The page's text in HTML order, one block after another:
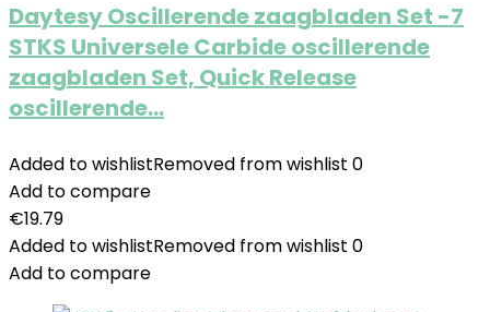
Daytesy Oscillerende zaagbladen Set -7
STKS Universele Carbide oscillerende
zaagbladen Set, Quick Release
oscillerende…
Added to wishlistRemoved from wishlist 0
Add to compare
€19.79
Added to wishlistRemoved from wishlist 0
Add to compare